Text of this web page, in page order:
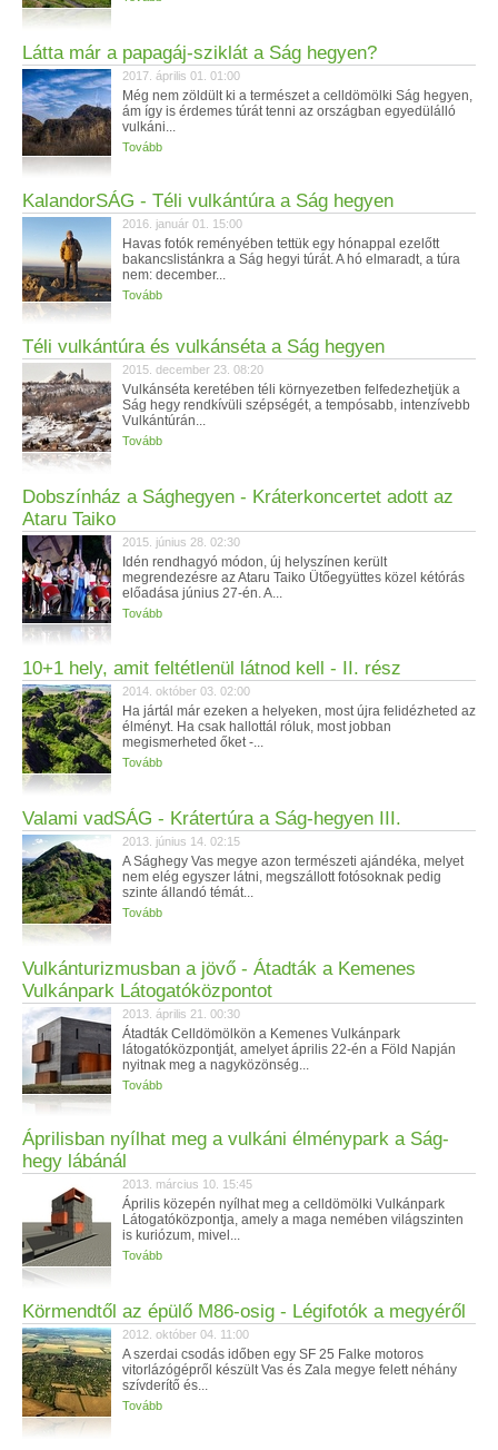
Látta már a papagáj-sziklát a Ság hegyen?
2017. április 01. 01:00
Még nem zöldült ki a természet a celldömölki Ság hegyen,
ám így is érdemes túrát tenni az országban egyedülálló
vulkáni...
Tovább
KalandorSÁG - Téli vulkántúra a Ság hegyen
2016. január 01. 15:00
Havas fotók reményében tettük egy hónappal ezelőtt
bakancslistánkra a Ság hegyi túrát. A hó elmaradt, a túra
nem: december...
Tovább
Téli vulkántúra és vulkánséta a Ság hegyen
2015. december 23. 08:20
Vulkánséta keretében téli környezetben felfedezhetjük a
Ság hegy rendkívüli szépségét, a tempósabb, intenzívebb
Vulkántúrán...
Tovább
Dobszínház a Sághegyen - Kráterkoncertet adott az
Ataru Taiko
2015. június 28. 02:30
Idén rendhagyó módon, új helyszínen került
megrendezésre az Ataru Taiko Ütőegyüttes közel kétórás
előadása június 27-én. A...
Tovább
10+1 hely, amit feltétlenül látnod kell - II. rész
2014. október 03. 02:00
Ha jártál már ezeken a helyeken, most újra felidézheted az
élményt. Ha csak hallottál róluk, most jobban
megismerheted őket -...
Tovább
Valami vadSÁG - Krátertúra a Ság-hegyen III.
2013. június 14. 02:15
A Sághegy Vas megye azon természeti ajándéka, melyet
nem elég egyszer látni, megszállott fotósoknak pedig
szinte állandó témát...
Tovább
Vulkánturizmusban a jövő - Átadták a Kemenes
Vulkánpark Látogatóközpontot
2013. április 21. 00:30
Átadták Celldömölkön a Kemenes Vulkánpark
látogatóközpontját, amelyet április 22-én a Föld Napján
nyitnak meg a nagyközönség...
Tovább
Áprilisban nyílhat meg a vulkáni élménypark a Ság-
hegy lábánál
2013. március 10. 15:45
Április közepén nyílhat meg a celldömölki Vulkánpark
Látogatóközpontja, amely a maga nemében világszinten
is kuriózum, mivel...
Tovább
Körmendtől az épülő M86-osig - Légifotók a megyéről
2012. október 04. 11:00
A szerdai csodás időben egy SF 25 Falke motoros
vitorlázógépről készült Vas és Zala megye felett néhány
szívderítő és...
Tovább